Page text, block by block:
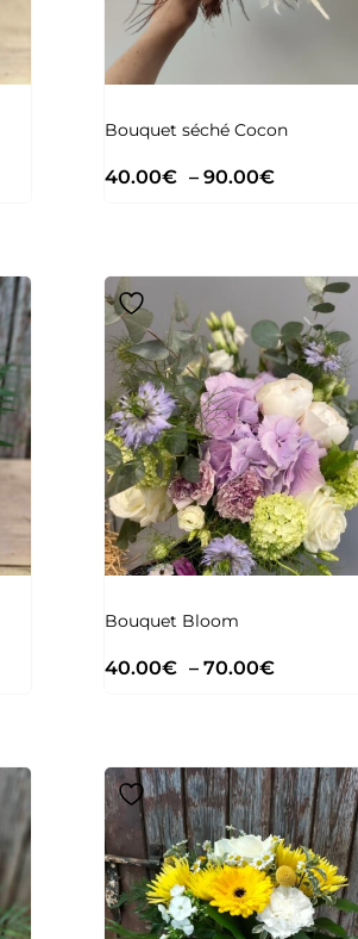
Bouquet séché Cocon
40.00€ – 90.00€
Bouquet Bloom
40.00€ – 70.00€